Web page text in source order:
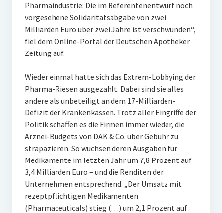
Pharmaindustrie: Die im Referentenentwurf noch
vorgesehene Solidaritätsabgabe von zwei
Milliarden Euro über zwei Jahre ist verschwunden“,
fiel dem Online-Portal der Deutschen Apotheker
Zeitung auf.
Wieder einmal hatte sich das Extrem-Lobbying der
Pharma-Riesen ausgezahlt. Dabei sind sie alles
andere als unbeteiligt an dem 17-Milliarden-
Defizit der Krankenkassen. Trotz aller Eingriffe der
Politik schaffen es die Firmen immer wieder, die
Arznei-Budgets von DAK & Co. über Gebühr zu
strapazieren. So wuchsen deren Ausgaben für
Medikamente im letzten Jahr um 7,8 Prozent auf
3,4 Milliarden Euro – und die Renditen der
Unternehmen entsprechend. „Der Umsatz mit
rezeptpflichtigen Medikamenten
(Pharmaceuticals) stieg (…) um 2,1 Prozent auf